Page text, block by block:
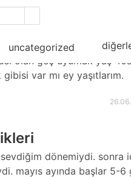
uncategorized
olan geç uyumak yaş
var mı ey yaşıtlarım.
dönemiydi. sonra
mayıs ayında başlar 5-